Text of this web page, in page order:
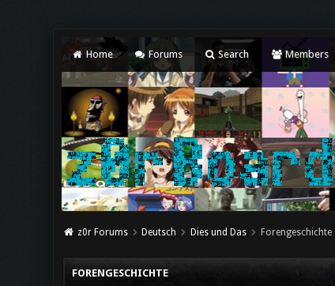
Home Forums Search Members
z0r Forums Deutsch Dies und Das Forengeschichte
FORENGESCHICHTE